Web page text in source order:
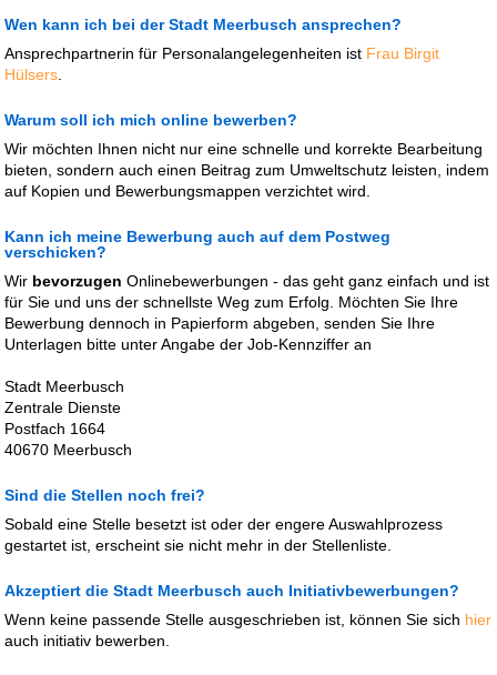
Wen kann ich bei der Stadt Meerbusch ansprechen?
Ansprechpartnerin für Personalangelegenheiten ist Frau Birgit
Hülsers
Warum soll ich mich online bewerben?
Wir möchten Ihnen nicht nur eine schnelle und korrekte Bearbeitung
bieten, sondern auch einen Beitrag zum Umweltschutz leisten, indem
auf Kopien und Bewerbungsmappen verzichtet wird.
Kann ich meine Bewerbung auch auf dem Postweg
verschicken?
Wir bevorzugenOnlinebewerbungen - das geht ganz einfach und ist
für Sie und uns der schnellste Weg zum Erfolg. Möchten Sie Ihre
Bewerbung dennoch in Papierform abgeben, senden Sie Ihre
Unterlagen bitte unter Angabe der Job-Kennziffer an
Stadt Meerbusch
Zentrale Dienste
Postfach 1664
40670 Meerbusch
Sind die Stellen noch frei?
Sobald eine Stelle besetzt ist oder der engere Auswahlprozess
gestartet ist, erscheint sie nicht mehr in der Stellenliste.
Akzeptiert die Stadt Meerbusch auch Initiativbewerbungen?
Wenn keine passende Stelle ausgeschrieben ist, können Sie sich hier
auch initiativ bewerben.